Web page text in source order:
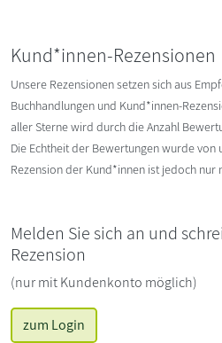
Kund*innen-Rezensionen
Unsere Rezensionen setzen sich aus
Buchhandlungen und Kund*innen-
aller Sterne wird durch die Anzahl
Die Echtheit der Bewertungen wurde von
Rezension der Kund*innen ist jedoch
Melden Sie sich an und
Rezension
(nur mit Kundenkonto möglich)
zum Login